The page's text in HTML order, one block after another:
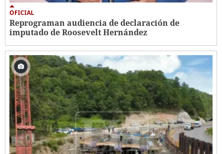
OFICIAL
Reprograman audiencia de declaración de
imputado de Roosevelt Hernández